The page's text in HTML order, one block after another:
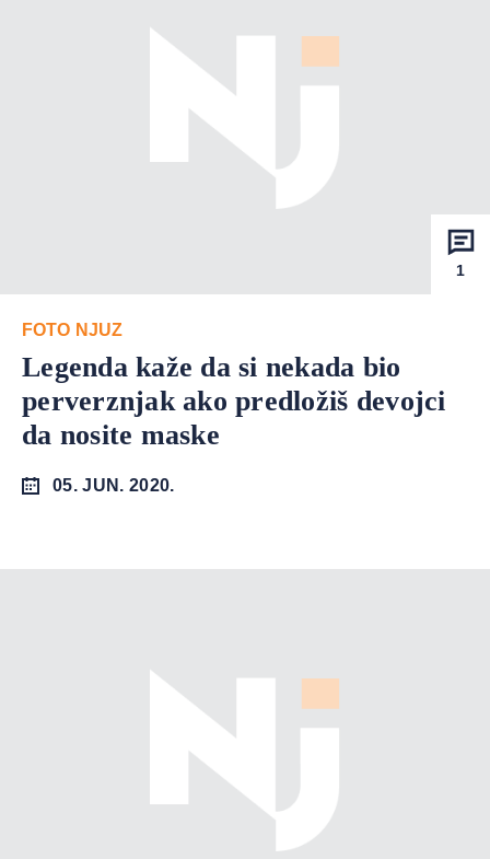
1
FOTO NJUZ
Legenda kaže da si nekada bio
perverznjak ako predložiš devojci
da nosite maske
05. JUN. 2020.